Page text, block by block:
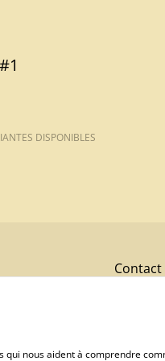
DISPONIBLES
Contact
qui nous aident à comprendre